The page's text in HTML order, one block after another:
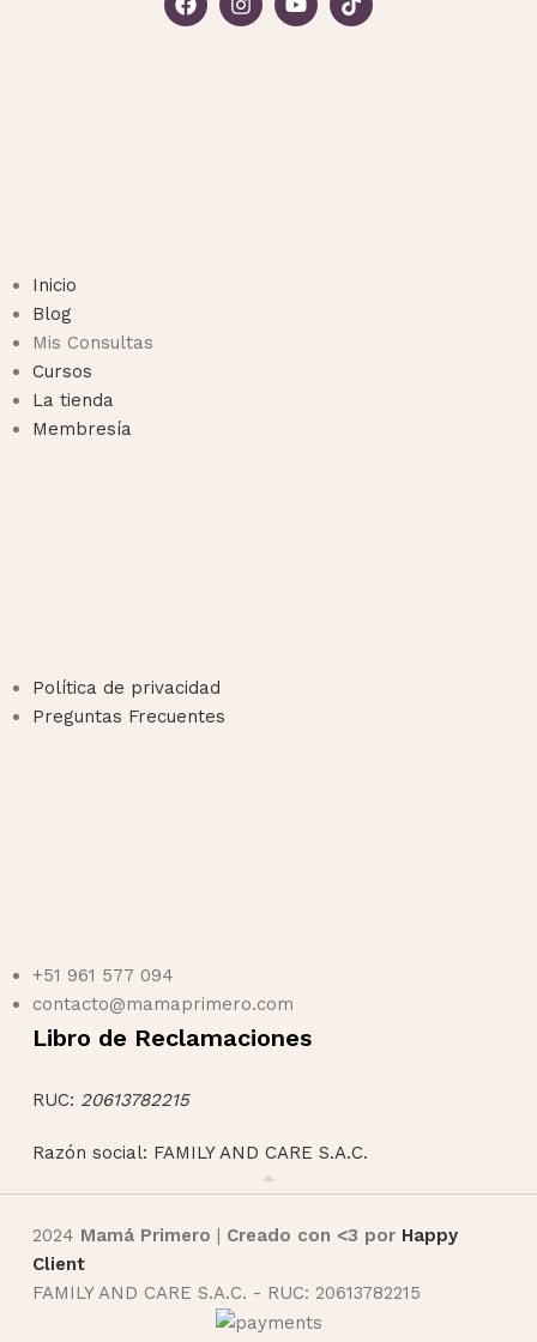
Inicio
Blog
Mis Consultas
Cursos
La tienda
Membresía
Política de privacidad
Preguntas Frecuentes
+51 961 577 094
contacto@mamaprimero.com
Libro de Reclamaciones
RUC: 20613782215
Razón social: FAMILY AND CARE S.A.C.
2024 Mamá Primero | Creado con <3 por Happy
Client
FAMILY AND CARE S.A.C. - RUC: 20613782215